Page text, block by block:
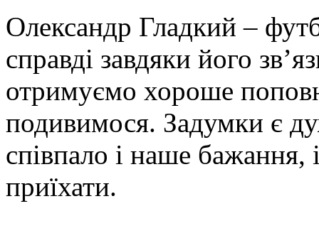
Олександр Гладкий –
справді завдяки його
отримуємо хороше
подивимося. Задумки є
співпало і наше бажання,
приїхати.